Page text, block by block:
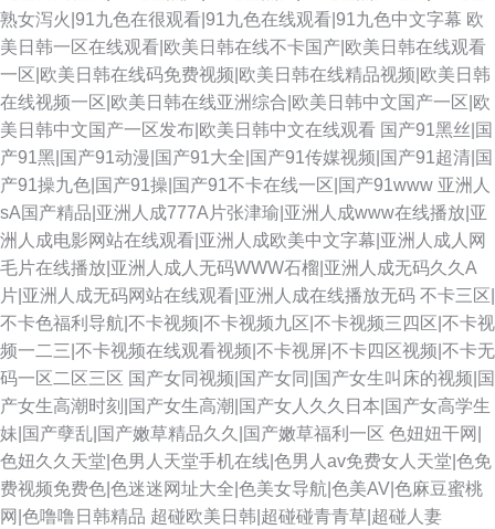
熟女泻火|91九色在很观看|91九色在线观看|91九色中文字幕 欧
美日韩一区在线观看|欧美日韩在线不卡国产|欧美日韩在线观看
一区|欧美日韩在线码免费视频|欧美日韩在线精品视频|欧美日韩
在线视频一区|欧美日韩在线亚洲综合|欧美日韩中文国产一区|欧
美日韩中文国产一区发布|欧美日韩中文在线观看 国产91黑丝|国
产91黑|国产91动漫|国产91大全|国产91传媒视频|国产91超清|国
产91操九色|国产91操|国产91不卡在线一区|国产91www 亚洲人
sA国产精品|亚洲人成777A片张津瑜|亚洲人成www在线播放|亚
洲人成电影网站在线观看|亚洲人成欧美中文字幕|亚洲人成人网
毛片在线播放|亚洲人成人无码WWW石榴|亚洲人成无码久久A
片|亚洲人成无码网站在线观看|亚洲人成在线播放无码 不卡三区|
不卡色福利导航|不卡视频|不卡视频九区|不卡视频三四区|不卡视
频一二三|不卡视频在线观看视频|不卡视屏|不卡四区视频|不卡无
码一区二区三区 国产女同视频|国产女同|国产女生叫床的视频|国
产女生高潮时刻|国产女生高潮|国产女人久久日本|国产女高学生
妹|国产孽乱|国产嫩草精品久久|国产嫩草福利一区 色妞妞干网|
色妞久久天堂|色男人天堂手机在线|色男人av免费女人天堂|色免
费视频免费色|色迷迷网址大全|色美女导航|色美AV|色麻豆蜜桃
网|色噜噜日韩精品 超碰欧美日韩|超碰碰青青草|超碰人妻